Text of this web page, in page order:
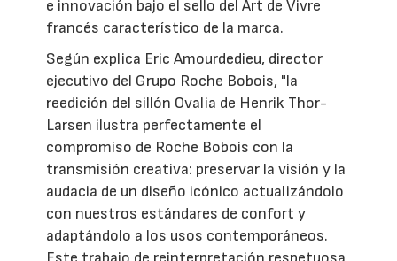
e innovación bajo el sello del Art de Vivre
francés característico de la marca.
Según explica Eric Amourdedieu, director
ejecutivo del Grupo Roche Bobois, "la
reedición del sillón Ovalia de Henrik Thor-
Larsen ilustra perfectamente el
compromiso de Roche Bobois con la
transmisión creativa: preservar la visión y la
audacia de un diseño icónico actualizándolo
con nuestros estándares de confort y
adaptándolo a los usos contemporáneos.